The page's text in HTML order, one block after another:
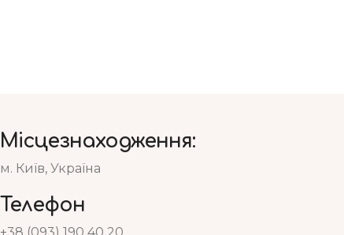
Місцезнаходження:
м. Київ, Україна
Телефон